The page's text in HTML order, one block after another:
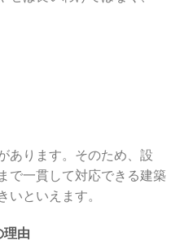
あります。そのため、設
で一貫して対応できる建築
いといえます。
理由